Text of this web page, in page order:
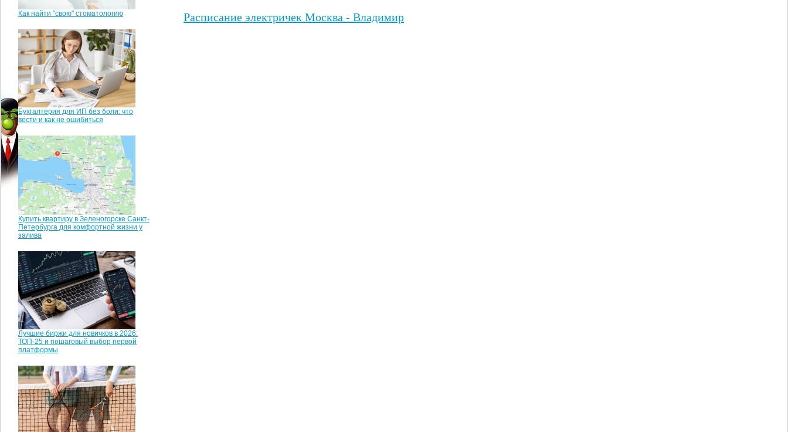
Как найти "свою" стоматологию
Бухгалтерия для ИП без боли: что
вести и как не ошибиться
Купить квартиру в Зеленогорске Санкт-
Петербурга для комфортной жизни у
залива
Лучшие биржи для новичков в 2026:
ТОП-25 и пошаговый выбор первой
платформы
Расписание электричек Москва - Владимир